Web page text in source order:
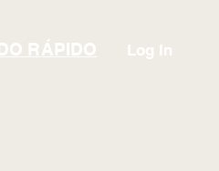
RÁPIDO Log In